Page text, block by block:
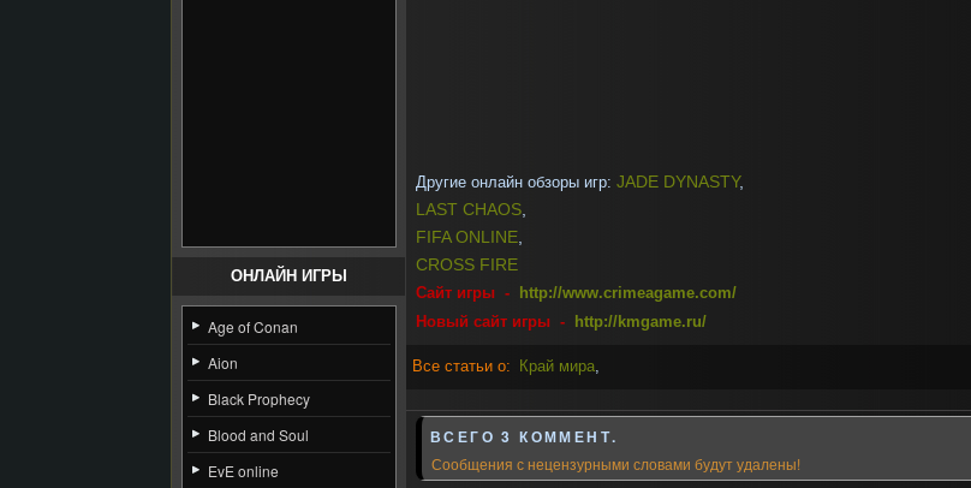
ОНЛАЙН ИГРЫ
Age of Conan
Aion
Black Prophecy
Blood and Soul
EvE online
Другие онлайн обзоры игр: JADE DYNASTY,
LAST CHAOS
FIFA ONLINE
CROSS FIRE
Сайт игры -
http://www.crimeagame.com/
Новый сайт игры -
http://kmgame.ru/
Все статьи о: Край мира
ВСЕГО 3 КОММЕНТ.
Сообщения с нецензурными словами будут удалены!